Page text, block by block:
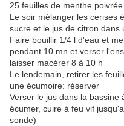
25 feuilles de menthe poivrée
Le soir mélanger les cerises
sucre et le jus de citron dans
Faire bouillir 1/4 l d'eau et
pendant 10 mn et verser
laisser macérer 8 à 10 h
Le lendemain, retirer les
une écumoire: réserver
Verser le jus dans la
écumer, cuire à feu vif
sonde)